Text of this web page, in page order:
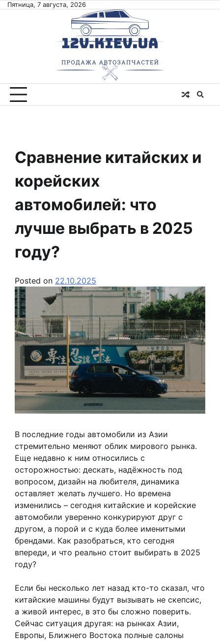
SkipПятница, 7 августа, 2026
Сравнение китайских и
корейских
автомобилей: что
лучше выбрать в 2025
году?
Posted on 22.10.2025
В последние годы автомобили из Азии
стремительно меняют облик мирового рынка.
Еще недавно к ним относились с
осторожностью: дескать, надёжность под
вопросом, дизайн на любителя, динамика
оставляет желать лучшего. Но времена
изменились – сегодня китайские и корейские
автомобили уверенно конкурируют друг с
другом, а порой и с куда более именитыми
брендами. Как разобраться, кто сегодня
впереди, и что реально стоит выбирать в 2025
году?
Если бы несколько лет назад кто-то сказал, что
китайские машины будут вызывать не скепсис,
а живой интерес, в это бы сложно поверить.
Сейчас ситуация другая: на рынках Азии,
Европы, Ближнего Востока полные салоны